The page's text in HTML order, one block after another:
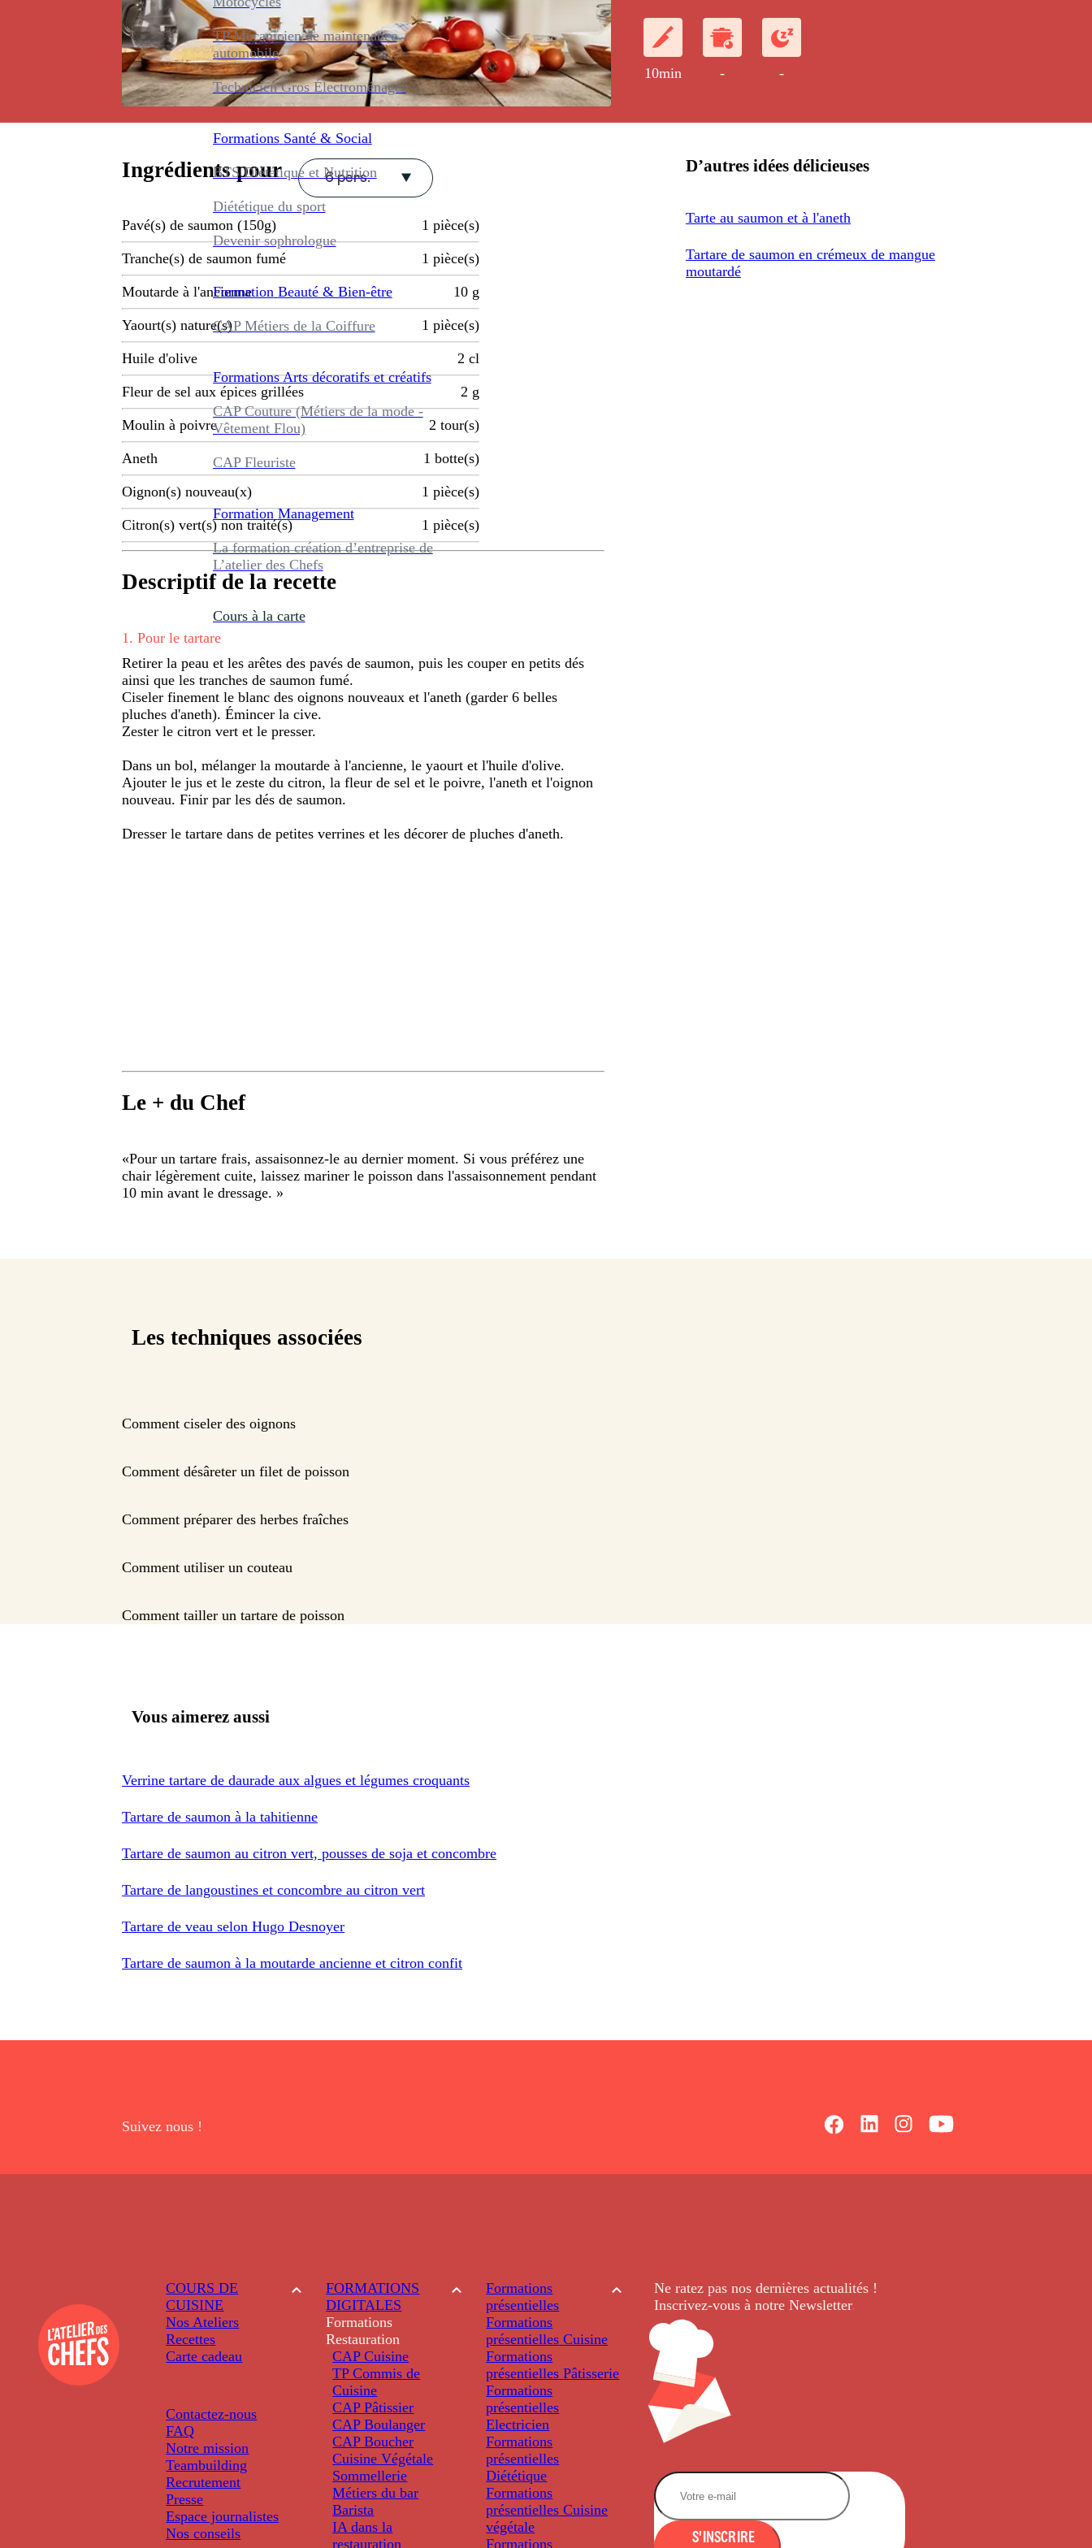
TP Mécanicien de maintenance
automobile
Technicien Gros Électroménager
Formations Santé & Social
BTS Diététique et Nutrition
Diététique du sport
Devenir sophrologue
Formation Beauté & Bien-être
CAP Métiers de la Coiffure
Formations Arts décoratifs et créatifs
CAP Couture (Métiers de la mode -
Vêtement Flou)
CAP Fleuriste
Formation Management
La formation création d’entreprise de
L’atelier des Chefs
Cours à la carte
10min - -
Ingrédients pour 6 pers.
Pavé(s) de saumon (150g) 1 pièce(s)
Tranche(s) de saumon fumé 1 pièce(s)
Moutarde à l'ancienne 10 g
Yaourt(s) nature(s) 1 pièce(s)
Huile d'olive 2 cl
Fleur de sel aux épices grillées 2 g
Moulin à poivre 2 tour(s)
Aneth 1 botte(s)
Oignon(s) nouveau(x) 1 pièce(s)
Citron(s) vert(s) non traité(s) 1 pièce(s)
Descriptif de la recette
1 . Pour le tartare
Retirer la peau et les arêtes des pavés de saumon, puis les couper en petits dés
ainsi que les tranches de saumon fumé.
Ciseler finement le blanc des oignons nouveaux et l'aneth (garder 6 belles
pluches d'aneth). Émincer la cive.
Zester le citron vert et le presser.
Dans un bol, mélanger la moutarde à l'ancienne, le yaourt et l'huile d'olive.
Ajouter le jus et le zeste du citron, la fleur de sel et le poivre, l'aneth et l'oignon
nouveau. Finir par les dés de saumon.
Dresser le tartare dans de petites verrines et les décorer de pluches d'aneth.
Le + du Chef
«Pour un tartare frais, assaisonnez-le au dernier moment. Si vous préférez une
chair légèrement cuite, laissez mariner le poisson dans l'assaisonnement pendant
10 min avant le dressage. »
D’autres idées délicieuses
Tarte au saumon et à l'aneth
Tartare de saumon en crémeux de mangue
moutardé
Les techniques associées
Comment ciseler des oignons
Comment désâreter un filet de poisson
Comment préparer des herbes fraîches
Comment utiliser un couteau
Comment tailler un tartare de poisson
Vous aimerez aussi
Verrine tartare de daurade aux algues et légumes croquants
Tartare de saumon à la tahitienne
Tartare de saumon au citron vert, pousses de soja et concombre
Tartare de langoustines et concombre au citron vert
Tartare de veau selon Hugo Desnoyer
Tartare de saumon à la moutarde ancienne et citron confit
Suivez nous !
COURS DE
CUISINE
Nos Ateliers
Recettes
Carte cadeau
Contactez-nous
FAQ
Notre mission
Teambuilding
Recrutement
Presse
Espace journalistes
Nos conseils
FORMATIONS
DIGITALES
Formations
Restauration
CAP Cuisine
TP Commis de
Cuisine
CAP Pâtissier
CAP Boulanger
CAP Boucher
Cuisine Végétale
Sommellerie
Métiers du bar
Barista
IA dans la
restauration
Formations
présentielles
Formations
présentielles Cuisine
Formations
présentielles Pâtisserie
Formations
présentielles
Electricien
Formations
présentielles
Diététique
Formations
présentielles Cuisine
végétale
Formations
Ne ratez pas nos dernièresactualités !
Inscrivez-vous à notre Newsletter.
S'INSCRIRE